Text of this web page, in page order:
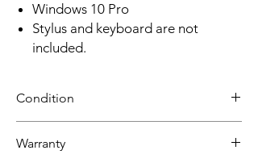
Windows 10 Pro
Stylus and keyboard are not
included.
Condition
Warranty